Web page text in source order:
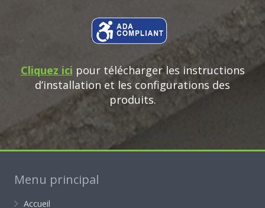
Cliquez ici pour télécharger les instructions
d’installation et les configurations des
produits.
Menu principal
Accueil